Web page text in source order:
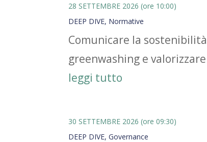
28 SETTEMBRE 2026 (ore 10:00)
DEEP DIVE, Normative
Comunicare la
greenwashing e
leggi tutto
30 SETTEMBRE 2026 (ore 09:30)
DEEP DIVE,Governance